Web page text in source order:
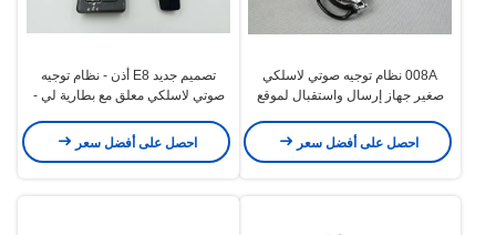
008A نظام توجيه صوتي لاسلكي
صغير جهاز إرسال واستقبال لموقع
احصل على أفضل سعر
تصميم جديد E8 أذن - نظام توجيه
صوتي لاسلكي معلق مع بطارية لي -
احصل على أفضل سعر